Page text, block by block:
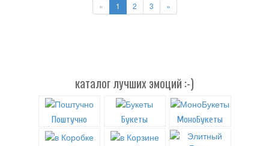
« 1 2 3 »
каталог лучших эмоций :-)
Поштучно Букеты МоноБукеты